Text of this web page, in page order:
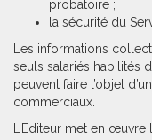
probatoire ;
la sécurité du
Les informations
seuls salariés habilités
peuvent faire l’objet
commerciaux.
L’Editeur met en